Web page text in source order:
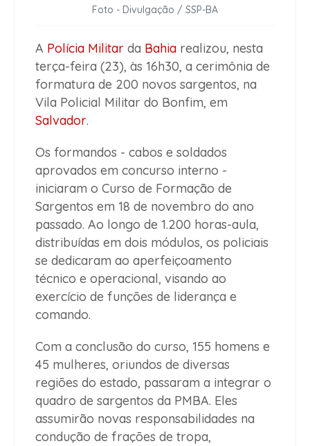
Foto - Divulgação / SSP-BA
A Polícia Militar da Bahia realizou, nesta
terça-feira (23), às 16h30, a cerimônia de
formatura de 200 novos sargentos, na
Vila Policial Militar do Bonfim, em
Salvador.
Os formandos - cabos e soldados
aprovados em concurso interno -
iniciaram o Curso de Formação de
Sargentos em 18 de novembro do ano
passado. Ao longo de 1.200 horas-aula,
distribuídas em dois módulos, os policiais
se dedicaram ao aperfeiçoamento
técnico e operacional, visando ao
exercício de funções de liderança e
comando.
Com a conclusão do curso, 155 homens e
45 mulheres, oriundos de diversas
regiões do estado, passaram a integrar o
quadro de sargentos da PMBA. Eles
assumirão novas responsabilidades na
condução de frações de tropa,